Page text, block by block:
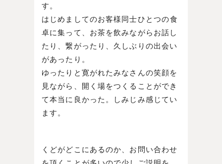
す。
はじめましてのお客様同士ひとつの食
卓に集って、お茶を飲みながらお話し
たり、繋がったり、久しぶりの出会い
があったり。
ゆったりと寛がれたみなさんの笑顔を
見ながら、開く場をつくることができ
て本当に良かった。しみじみ感じてい
ます。
くどがどこにあるのか、お問い合わせ